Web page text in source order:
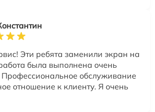
Эти ребята заменили экран на
была выполнена очень
Профессиональное обслуживание
отношение к клиенту. Я очень